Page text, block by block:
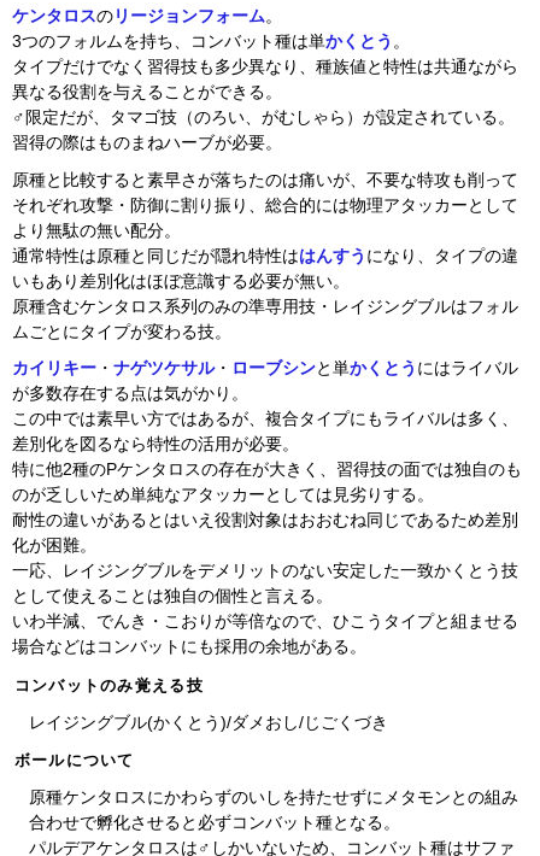
ケンタロスの リージョンフォーム。
3つのフォルムを持ち、コンバット種は単かくとう 。
タイプだけでなく習得技も多少異なり、種族値と特性は共通ながら
異なる役割を与えることができる。
♂限定だが、タマゴ技（のろい、がむしゃら）が設定されている。
習得の際はものまねハーブが必要。
原種と比較すると素早さが落ちたのは痛いが、不要な特攻も削って
それぞれ攻撃・防御に割り振り、総合的には物理アタッカーとして
より無駄の無い配分。
通常特性は原種と同じだが隠れ特性ははんすう になり、タイプの違
いもあり差別化はほぼ意識する必要が無い。
原種含むケンタロス系列のみの準専用技・レイジングブルはフォル
ムごとにタイプが変わる技。
カイリキー ・ナゲツケサル・ ローブシンと単かくとう にはライバル
が多数存在する点は気がかり。
この中では素早い方ではあるが、複合タイプにもライバルは多く、
差別化を図るなら特性の活用が必要。
特に他2種のPケンタロスの存在が大きく、習得技の面では独自のも
のが乏しいため単純なアタッカーとしては見劣りする。
耐性の違いがあるとはいえ役割対象はおおむね同じであるため差別
化が困難。
一応、レイジングブルをデメリットのない安定した一致かくとう技
として使えることは独自の個性と言える。
いわ半減、でんき・こおりが等倍なので、ひこうタイプと組ませる
場合などはコンバットにも採用の余地がある。
コンバットのみ覚える技
レイジングブル(かくとう)/ダメおし/じごくづき
ボールについて
原種ケンタロスにかわらずのいしを持たせずにメタモンとの組み
合わせで孵化させると必ずコンバット種となる。
パルデアケンタロスは♂しかいないため、コンバット種はサファ